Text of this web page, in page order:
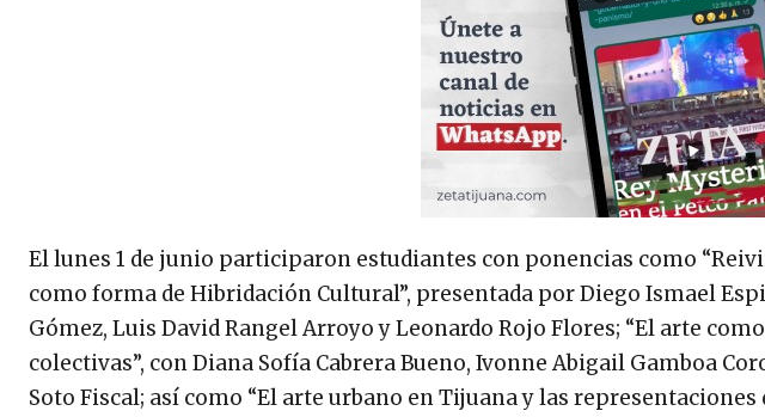
El lunes 1 de junio participaron estudiantes con ponencias como
como forma de Hibridación Cultural”, presentada por Diego Ismael
Gómez, Luis David Rangel Arroyo y Leonardo Rojo Flores; “El arte
colectivas”, con Diana Sofía Cabrera Bueno, Ivonne Abigail Gamboa
Soto Fiscal; así como “El arte urbano en Tijuana y las